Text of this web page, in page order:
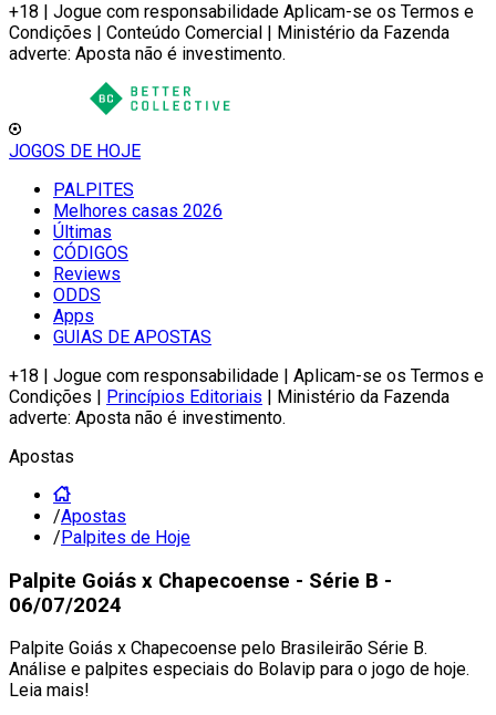
+18 | Jogue com responsabilidade Aplicam-se os Termos e
Condições | Conteúdo Comercial | Ministério da Fazenda
adverte: Aposta não é investimento.
JOGOS DE HOJE
PALPITES
Melhores casas 2026
Últimas
CÓDIGOS
Reviews
ODDS
Apps
GUIAS DE APOSTAS
+18 | Jogue com responsabilidade | Aplicam-se os Termos e
Condições | Princípios Editoriais | Ministério da Fazenda
adverte: Aposta não é investimento.
Apostas
/Apostas
/Palpites de Hoje
Palpite Goiás x Chapecoense - Série B -
06/07/2024
Palpite Goiás x Chapecoense pelo Brasileirão Série B.
Análise e palpites especiais do Bolavip para o jogo de hoje.
Leia mais!